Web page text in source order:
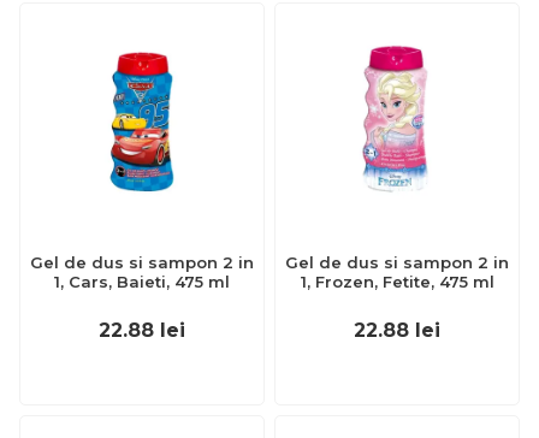
Gel de dus si sampon 2 in
1, Cars, Baieti, 475 ml
22.88 lei
Gel de dus si sampon 2 in
1, Frozen, Fetite, 475 ml
22.88 lei